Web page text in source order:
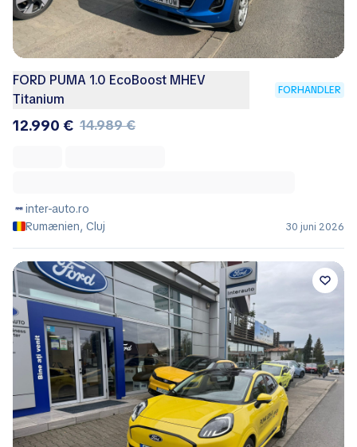
FORD PUMA 1.0 EcoBoost MHEV
Titanium
FORHANDLER
12.990 € 14.989 €
inter-auto.ro
Rumænien, Cluj
30 juni 2026